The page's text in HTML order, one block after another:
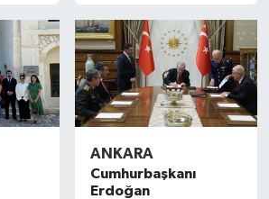
ANKARA
Cumhurbaşkanı
Erdoğan